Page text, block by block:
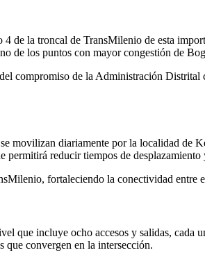
de la troncal de TransMilenio de esta
de los puntos con mayor congestión de
compromiso de la Administración Distrital
movilizan diariamente por la localidad de
permitirá reducir tiempos de
fortaleciendo la conectividad entre
que incluye ocho accesos y salidas, cada
que convergen en la intersección.